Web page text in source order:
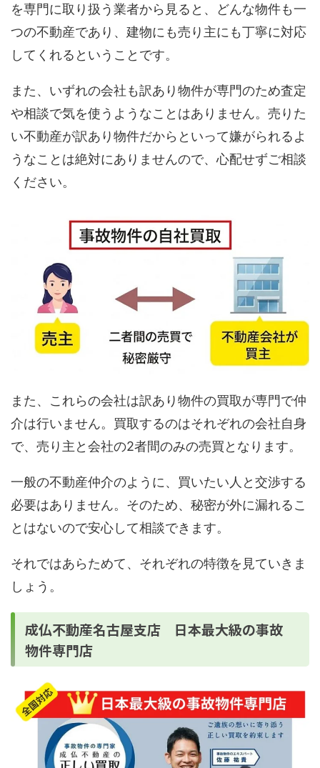
を専門に取り扱う業者から見ると、どんな物件も一
つの不動産であり、建物にも売り主にも丁寧に対応
してくれるということです。
また、いずれの会社も訳あり物件が専門のため査定
や相談で気を使うようなことはありません。売りた
い不動産が訳あり物件だからといって嫌がられるよ
うなことは絶対にありませんので、心配せずご相談
ください。
また、これらの会社は訳あり物件の買取が専門で仲
介は行いません。買取するのはそれぞれの会社自身
で、売り主と会社の2者間のみの売買となります。
一般の不動産仲介のように、買いたい人と交渉する
必要はありません。そのため、秘密が外に漏れるこ
とはないので安心して相談できます。
それではあらためて、それぞれの特徴を見ていきま
しょう。
成仏不動産名古屋支店 日本最大級の事故
物件専門店